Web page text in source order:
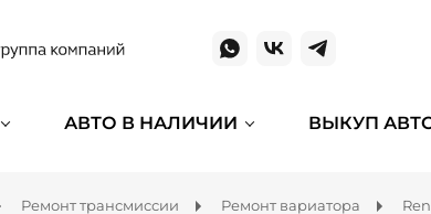
АВТО В НАЛИЧИИ ВЫКУП
Ремонт трансмиссии Ремонт вариатора